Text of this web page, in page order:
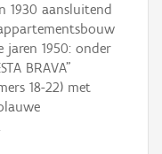
1930 aansluitend
1950: onder
BRAVA"
18-22) met